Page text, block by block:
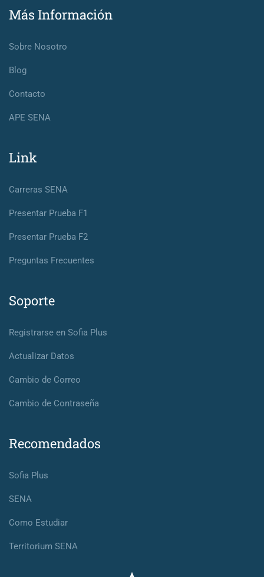
Más Información
Sobre Nosotro
Blog
Contacto
APE SENA
Link
Carreras SENA
Presentar Prueba F1
Presentar Prueba F2
Preguntas Frecuentes
Soporte
Registrarse en Sofia Plus
Actualizar Datos
Cambio de Correo
Cambio de Contraseña
Recomendados
Sofia Plus
SENA
Como Estudiar
Territorium SENA